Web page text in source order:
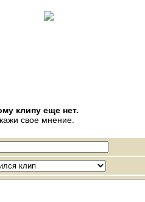
клипу еще нет.
свое мнение.